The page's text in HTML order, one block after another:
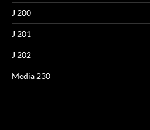
J 200
J 201
J 202
Media 230